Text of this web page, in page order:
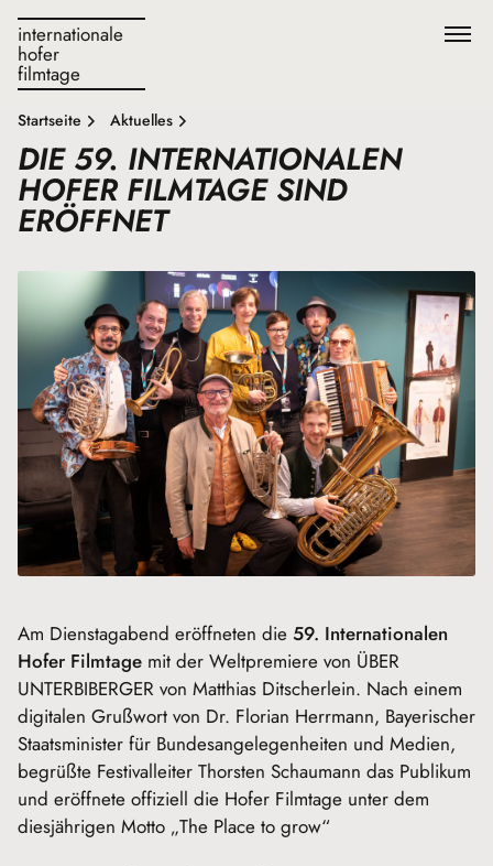
internationale
hofer
filmtage
Startseite Aktuelles
DIE 59. INTERNATIONALEN
HOFER FILMTAGE SIND
ERÖFFNET
Am Dienstagabend eröffneten die 59. Internationalen
Hofer Filmtage mit der Weltpremiere von ÜBER
UNTERBIBERGER von Matthias Ditscherlein. Nach einem
digitalen Grußwort von Dr. Florian Herrmann, Bayerischer
Staatsminister für Bundesangelegenheiten und Medien,
begrüßte Festivalleiter Thorsten Schaumann das Publikum
und eröffnete offiziell die Hofer Filmtage unter dem
diesjährigen Motto „The Place to grow“